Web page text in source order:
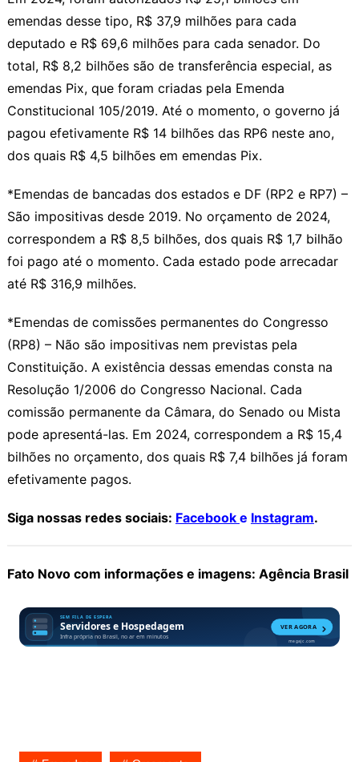
emendas desse tipo, R$ 37,9 milhões para cada
deputado e R$ 69,6 milhões para cada senador. Do
total, R$ 8,2 bilhões são de transferência especial, as
emendas Pix, que foram criadas pela Emenda
Constitucional 105/2019. Até o momento, o governo já
pagou efetivamente R$ 14 bilhões das RP6 neste ano,
dos quais R$ 4,5 bilhões em emendas Pix.
*Emendas de bancadas dos estados e DF (RP2 e RP7) –
São impositivas desde 2019. No orçamento de 2024,
correspondem a R$ 8,5 bilhões, dos quais R$ 1,7 bilhão
foi pago até o momento. Cada estado pode arrecadar
até R$ 316,9 milhões.
*Emendas de comissões permanentes do Congresso
(RP8) – Não são impositivas nem previstas pela
Constituição. A existência dessas emendas consta na
Resolução 1/2006 do Congresso Nacional. Cada
comissão permanente da Câmara, do Senado ou Mista
pode apresentá-las. Em 2024, correspondem a R$ 15,4
bilhões no orçamento, dos quais R$ 7,4 bilhões já foram
efetivamente pagos.
Siga nossas redes sociais: Facebook e Instagram.
Fato Novo com informações e imagens: Agência Brasil